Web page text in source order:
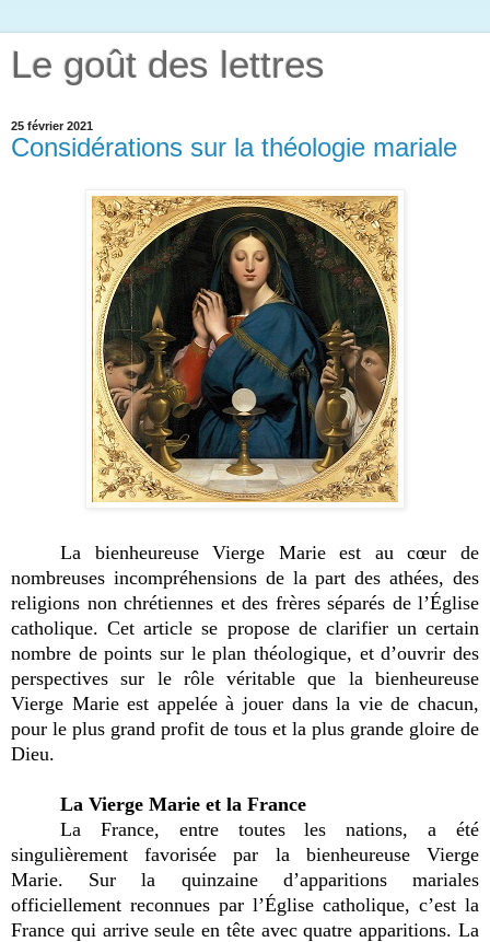
Le goût des lettres
25 février 2021
Considérations sur la théologie mariale
La bienheureuse Vierge Marie est au cœur de
nombreuses incompréhensions de la part des athées, des
religions non chrétiennes et des frères séparés de l’Église
catholique. Cet article se propose de clarifier un certain
nombre de points sur le plan théologique, et d’ouvrir des
perspectives sur le rôle véritable que la bienheureuse
Vierge Marie est appelée à jouer dans la vie de chacun,
pour le plus grand profit de tous et la plus grande gloire de
Dieu.
La Vierge Marie et la France
La France, entre toutes les nations, a été
singulièrement favorisée par la bienheureuse Vierge
Marie. Sur la quinzaine d’apparitions mariales
officiellement reconnues par l’Église catholique, c’est la
France qui arrive seule en tête avec quatre apparitions. La